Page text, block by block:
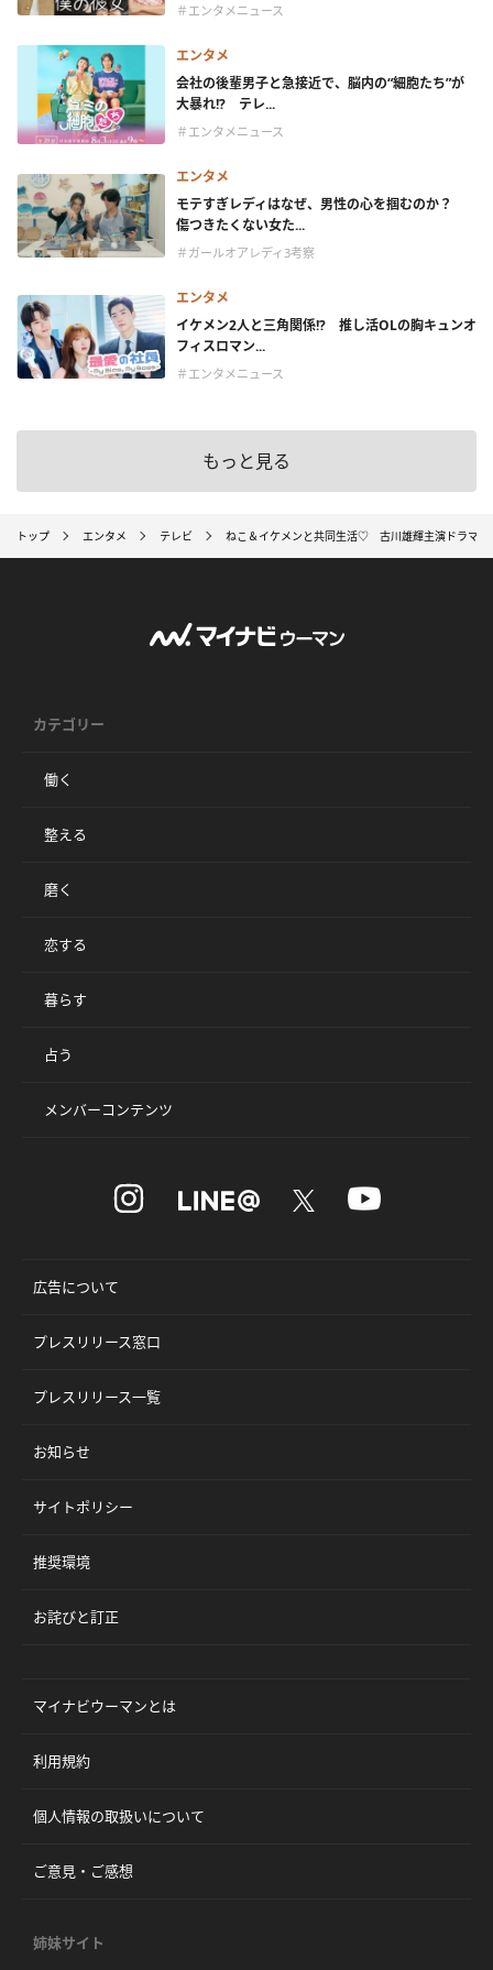
＃エンタメニュース
エンタメ
会社の後輩男子と急接近で、脳内の“細胞たち”が
大暴れ!? テレ...
＃エンタメニュース
エンタメ
モテすぎレディはなぜ、男性の心を掴むのか？
傷つきたくない女た...
＃ガールオアレディ3考察
エンタメ
イケメン2人と三角関係!? 推し活OLの胸キュンオ
フィスロマン...
＃エンタメニュース
もっと見る
トップ エンタメ テレビ ねこ＆イケメンと共同生活♡ 古川雄輝主演ドラマ放
カテゴリー
働く
整える
磨く
恋する
暮らす
占う
メンバーコンテンツ
広告について
プレスリリース窓口
プレスリリース一覧
お知らせ
サイトポリシー
推奨環境
お詫びと訂正
マイナビウーマンとは
利用規約
個人情報の取扱いについて
ご意見・ご感想
姉妹サイト